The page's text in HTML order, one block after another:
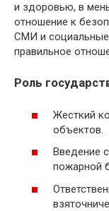
и здоровью, в
отношение к
СМИ и
правильное
Роль
Жесткий
объектов.
Введение
пожарной